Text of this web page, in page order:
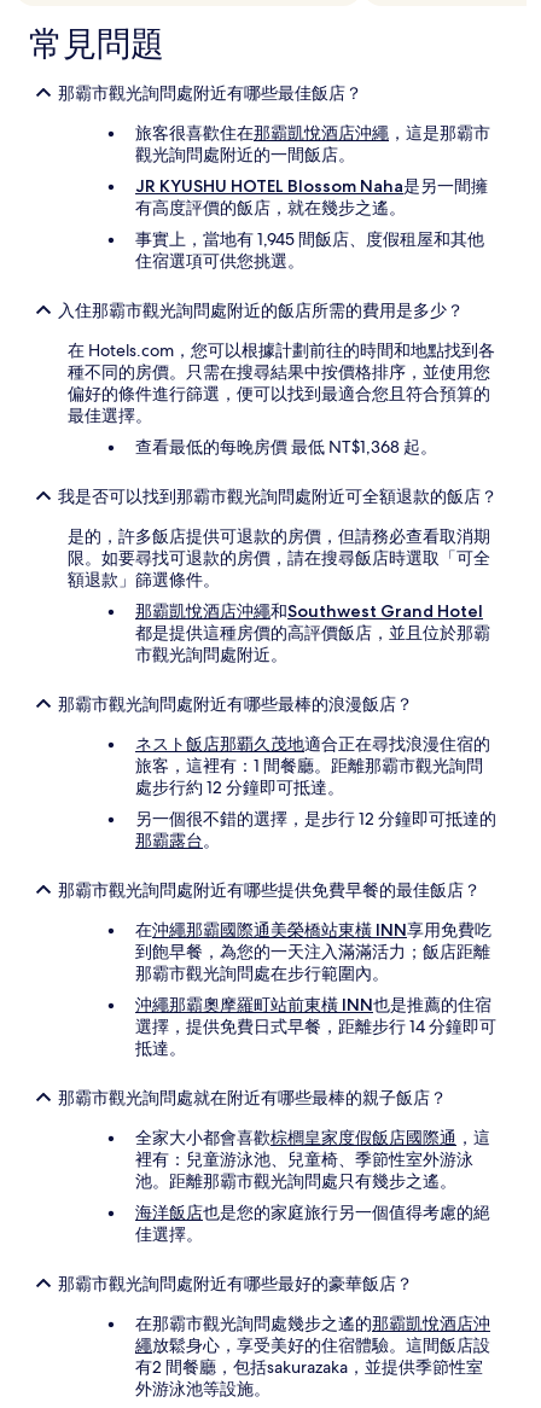
常見問題
那霸市觀光詢問處附近有哪些最佳飯店？
旅客很喜歡住在那霸凱悅酒店沖繩 ，這是那霸市
觀光詢問處附近的一間飯店。
JR KYUSHU HOTEL Blossom Naha是另一間擁
有高度評價的飯店，就在幾步之遙。
事實上，當地有 1,945 間飯店、度假租屋和其他
住宿選項可供您挑選。
入住那霸市觀光詢問處附近的飯店所需的費用是多少？
在 Hotels.com，您可以根據計劃前往的時間和地點找到各
種不同的房價。只需在搜尋結果中按價格排序，並使用您
偏好的條件進行篩選，便可以找到最適合您且符合預算的
最佳選擇。
查看最低的每晚房價 最低 NT$1,368 起。
我是否可以找到那霸市觀光詢問處附近可全額退款的飯店？
是的，許多飯店提供可退款的房價，但請務必查看取消期
限。如要尋找可退款的房價，請在搜尋飯店時選取「可全
額退款」篩選條件。
那霸凱悅酒店沖繩和Southwest Grand Hotel
都是提供這種房價的高評價飯店，並且位於那霸
市觀光詢問處附近。
那霸市觀光詢問處附近有哪些最棒的浪漫飯店？
ネスト飯店那覇久茂地適合正在尋找浪漫住宿的
旅客，這裡有：1 間餐廳。距離那霸市觀光詢問
處步行約 12 分鐘即可抵達。
另一個很不錯的選擇，是步行 12 分鐘即可抵達的
那霸露台。
那霸市觀光詢問處附近有哪些提供免費早餐的最佳飯店？
在沖繩那霸國際通美榮橋站東橫 INN享用免費吃
到飽早餐，為您的一天注入滿滿活力；飯店距離
那霸市觀光詢問處在步行範圍內。
沖繩那霸奧摩羅町站前東橫 INN也是推薦的住宿
選擇，提供免費日式早餐，距離步行 14 分鐘即可
抵達。
那霸市觀光詢問處就在附近有哪些最棒的親子飯店？
全家大小都會喜歡棕櫚皇家度假飯店國際通 ，這
裡有：兒童游泳池、兒童椅、季節性室外游泳
池。距離那霸市觀光詢問處只有幾步之遙。
海洋飯店也是您的家庭旅行另一個值得考慮的絕
佳選擇。
那霸市觀光詢問處附近有哪些最好的豪華飯店？
在那霸市觀光詢問處幾步之遙的那霸凱悅酒店沖
繩放鬆身心，享受美好的住宿體驗。這間飯店設
有2 間餐廳，包括sakurazaka，並提供季節性室
外游泳池等設施。